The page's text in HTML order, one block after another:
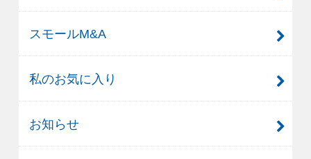
スモールM&A
私のお気に入り
お知らせ